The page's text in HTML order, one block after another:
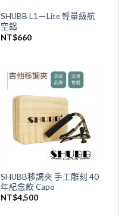
SHUBB L1－Lite 輕量級航
空鋁
NT$660
SHUBB移調夾 手工雕刻 40
年紀念款 Capo
NT$4,500